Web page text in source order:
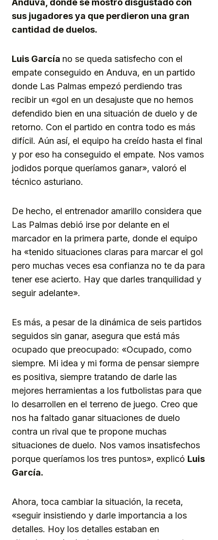
Anduva, donde se mostró disgustado con
sus jugadores ya que perdieron una gran
cantidad de duelos.
Luis García no se queda satisfecho con el
empate conseguido en Anduva, en un partido
donde Las Palmas empezó perdiendo tras
recibir un «gol en un desajuste que no hemos
defendido bien en una situación de duelo y de
retorno. Con el partido en contra todo es más
difícil. Aún así, el equipo ha creído hasta el final
y por eso ha conseguido el empate. Nos vamos
jodidos porque queríamos ganar», valoró el
técnico asturiano.
De hecho, el entrenador amarillo considera que
Las Palmas debió irse por delante en el
marcador en la primera parte, donde el equipo
ha «tenido situaciones claras para marcar el gol
pero muchas veces esa confianza no te da para
tener ese acierto. Hay que darles tranquilidad y
seguir adelante».
Es más, a pesar de la dinámica de seis partidos
seguidos sin ganar, asegura que está más
ocupado que preocupado: «Ocupado, como
siempre. Mi idea y mi forma de pensar siempre
es positiva, siempre tratando de darle las
mejores herramientas a los futbolistas para que
lo desarrollen en el terreno de juego. Creo que
nos ha faltado ganar situaciones de duelo
contra un rival que te propone muchas
situaciones de duelo. Nos vamos insatisfechos
porque queríamos los tres puntos», explicó Luis
García.
Ahora, toca cambiar la situación, la receta,
«seguir insistiendo y darle importancia a los
detalles. Hoy los detalles estaban en